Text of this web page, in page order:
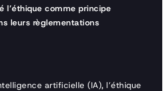
l’éthique comme principe
leurs règlementations
artificielle (IA), l’éthique